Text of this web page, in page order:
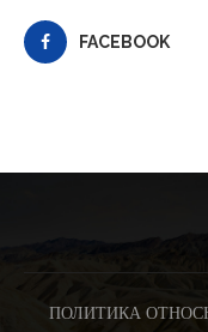
FACEBOOK
ПОЛИТИКА